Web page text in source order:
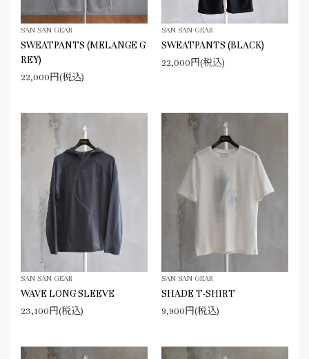
SAN SAN GEAR
SWEATPANTS (MELANGE G
REY)
22,000円(税込)
SAN SAN GEAR
SWEATPANTS (BLACK)
22,000円(税込)
SAN SAN GEAR
WAVE LONG SLEEVE
23,100円(税込)
SAN SAN GEAR
SHADE T-SHIRT
9,900円(税込)